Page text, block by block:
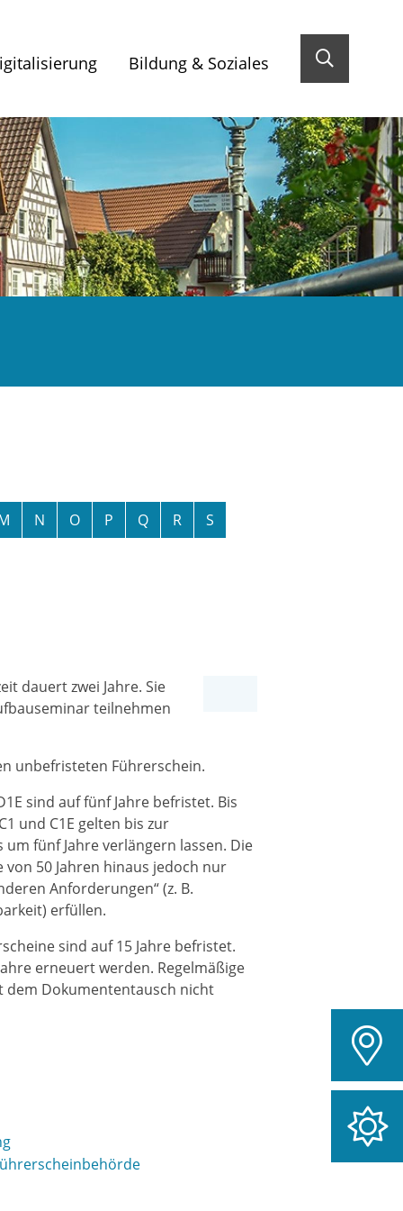
Bildung & Soziales
N O P Q R
S
dauert zwei Jahre. Sie
teilnehmen
unbefristeten Führerschein.
sind auf fünf Jahre befristet. Bis
und C1E gelten bis zur
um fünf Jahre verlängern lassen. Die
von 50 Jahren hinaus jedoch nur
Anforderungen“ (z. B.
erfüllen.
ine sind auf 15 Jahre befristet.
erneuert werden. Regelmäßige
dem Dokumententausch nicht